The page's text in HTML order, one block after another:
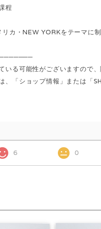
程
カ・NEW YORKをテーマに
る可能性がございますので
、「ショップ情報」または「
6 0